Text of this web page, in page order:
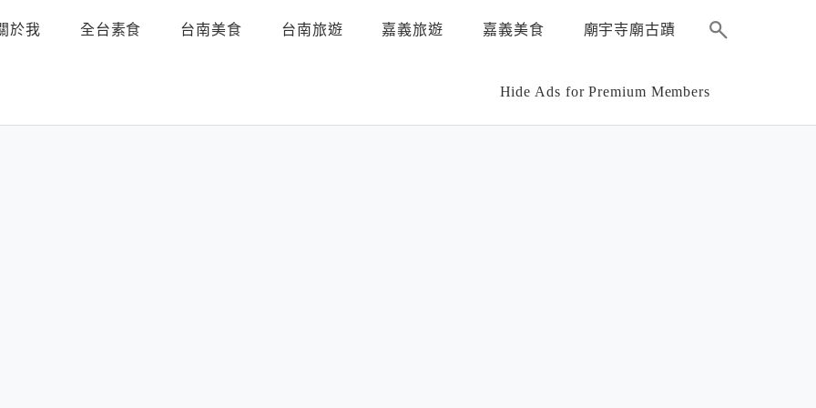
於我 全台素食 台南美食 台南旅遊 嘉義旅遊 嘉義美食 廟宇寺廟古蹟
Hide Ads for Premium Members